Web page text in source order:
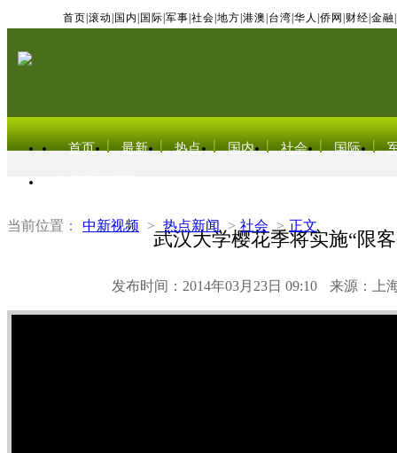
首页 滚动 国内 国际 军事 社会 地方 港澳 台湾 华人 侨网 财经 金融
首页 最新 热点 国内 社会 国际
当前位置： 中新视频 > 热点新闻 > 社会 > 正文
武汉大学樱花季将实施“限
发布时间：2014年03月23日 09:10 来源：上